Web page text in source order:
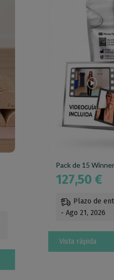
Pack de 15
127,50 €
Plazo de
- Ago 21, 2026
Vista rápida